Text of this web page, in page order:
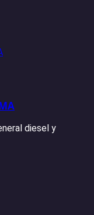
diesel y